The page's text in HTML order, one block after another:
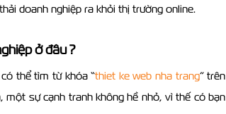
doanh nghiệp ra khỏi thị trường online.
ở đâu ?
thể tìm từ khóa “thiet ke web nha trang” trên
một sự cạnh tranh không hề nhỏ, vì thế có bạn